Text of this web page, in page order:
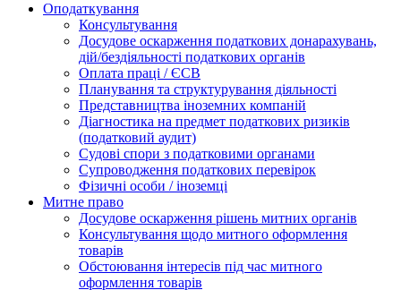
Оподаткування
Консультування
Досудове оскарження податкових донарахувань,
дій/бездіяльності податкових органів
Оплата праці / ЄСВ
Планування та структурування діяльності
Представництва іноземних компаній
Діагностика на предмет податкових ризиків
(податковий аудит)
Судові спори з податковими органами
Супроводження податкових перевірок
Фізичні особи / іноземці
Митне право
Досудове оскарження рішень митних органів
Консультування щодо митного оформлення
товарів
Обстоювання інтересів під час митного
оформлення товарів